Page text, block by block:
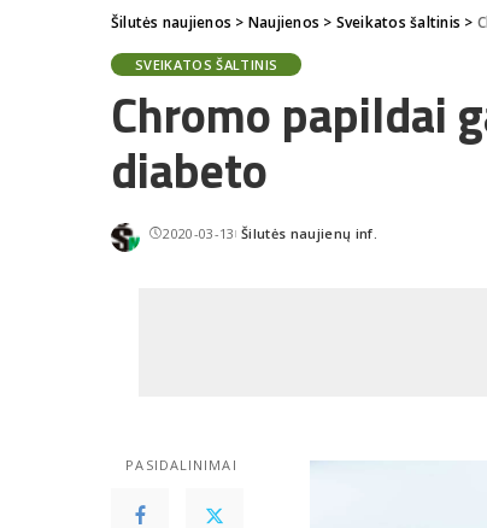
Šilutės naujienos > Naujienos > Sveikatos šaltinis >
SVEIKATOS ŠALTINIS
Chromo papildai
diabeto
2020-03-13Posted
Šilutės naujienų inf.
PASIDALINIMAI